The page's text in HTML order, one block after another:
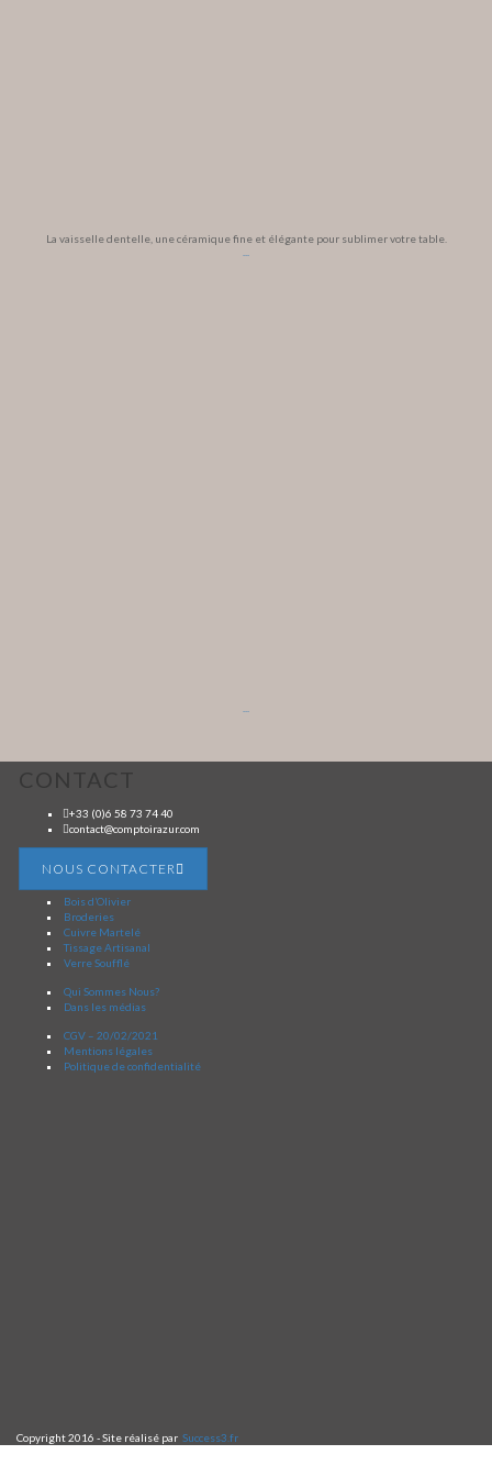
La vaisselle dentelle, une céramique fine et élégante pour sublimer votre table.
CONTACT
+33 (0)6 58 73 74 40
contact@comptoirazur.com
NOUS CONTACTER
Bois d’Olivier
Broderies
Cuivre Martelé
Tissage Artisanal
Verre Soufflé
Qui Sommes Nous?
Dans les médias
CGV – 20/02/2021
Mentions légales
Politique de confidentialité
Copyright 2016 - Site réalisé par Success3.fr